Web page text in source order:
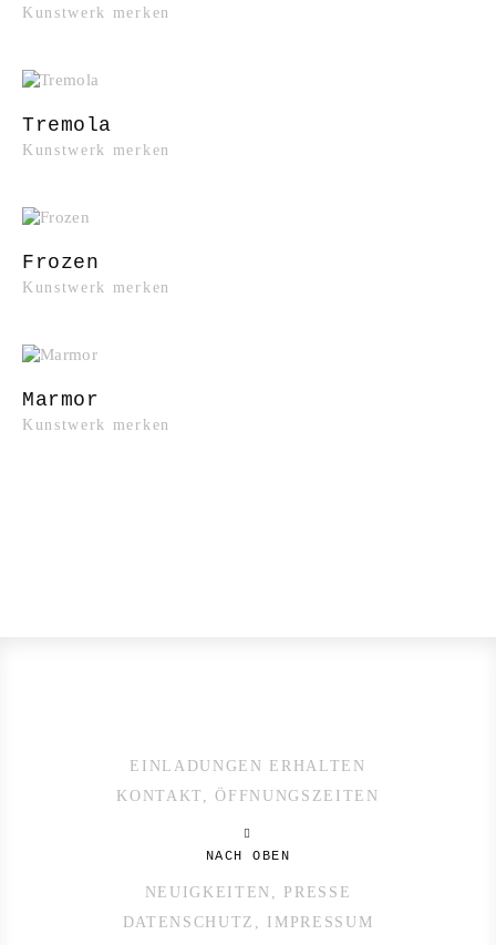
Kunstwerk merken
Kunstwerk merken
Tremola
Kunstwerk merken
Frozen
Kunstwerk merken
Marmor
EINLADUNGEN ERHALTEN
KONTAKT, ÖFFNUNGSZEITEN
NEUIGKEITEN, PRESSE
DATENSCHUTZ, IMPRESSUM
NACH OBEN